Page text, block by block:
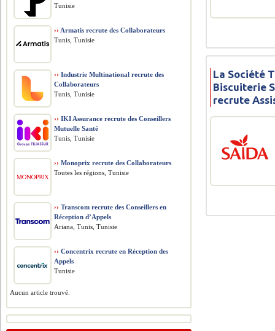
La Société
Biscuiterie
recrute
Tunisie
›› Armatis recrute des Collaborateurs
Tunis, Tunisie
›› Industrie Multinational recrute des
Collaborateurs
Tunis, Tunisie
›› IKI Assurance recrute des Conseillers
Mutuelle Santé
Tunis, Tunisie
›› Monoprix recrute des Collaborateurs
Toutes les régions, Tunisie
›› Transcom recrute des Conseillers en
Réception d’Appels
Ariana, Tunis, Tunisie
›› Concentrix recrute en Réception des
Appels
Tunisie
Aucun article trouvé.